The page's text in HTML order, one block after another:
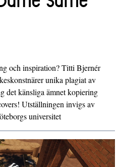
och inspiration? Titti Bjernér
unika plagiat av
det känsliga ämnet kopiering
Utställningen invigs av
universitet